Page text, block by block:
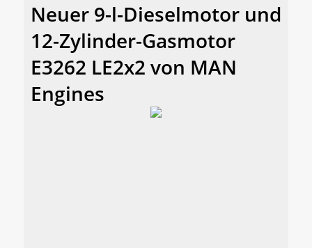
Neuer 9-l-Dieselmotor und
12-Zylinder-Gasmotor
E3262 LE2x2 von MAN
Engines